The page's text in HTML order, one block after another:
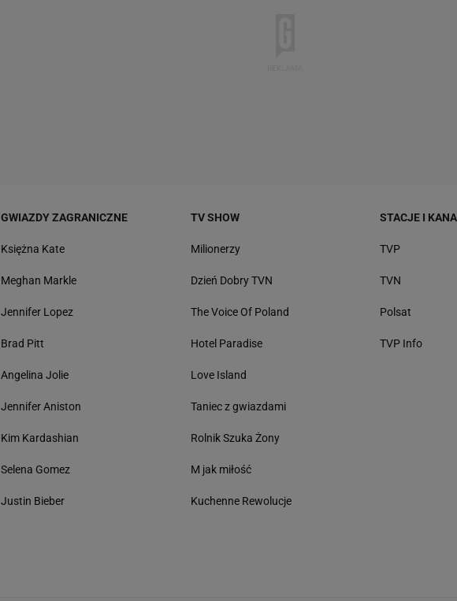
GWIAZDY ZAGRANICZNE
Księżna Kate
Meghan Markle
Jennifer Lopez
Brad Pitt
Angelina Jolie
Jennifer Aniston
Kim Kardashian
Selena Gomez
Justin Bieber
TV SHOW
Milionerzy
Dzień Dobry TVN
The Voice Of Poland
Hotel Paradise
Love Island
Taniec z gwiazdami
Rolnik Szuka Żony
M jak miłość
Kuchenne Rewolucje
STACJE I
TVP
TVN
Polsat
TVP Info